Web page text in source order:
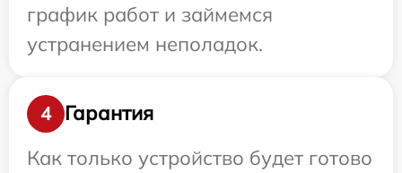
график работ и займемся
устранением неполадок.
4
Гарантия
Как только устройство будет готово